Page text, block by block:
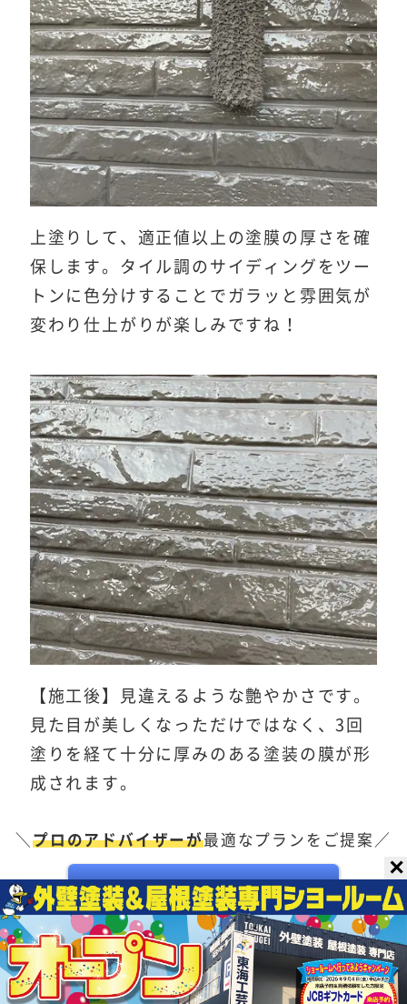
上塗りして、適正値以上の塗膜の厚さを確
保します。タイル調のサイディングをツー
トンに色分けすることでガラッと雰囲気が
変わり仕上がりが楽しみですね！
【施工後】見違えるような艶やかさです。
見た目が美しくなっただけではなく、3回
塗りを経て十分に厚みのある塗装の膜が形
成されます。
＼プロのアドバイザーが最適なプランをご提案／
無料見積りはこちら
✕